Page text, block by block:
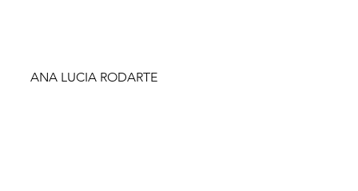
ANA LUCIA RODARTE